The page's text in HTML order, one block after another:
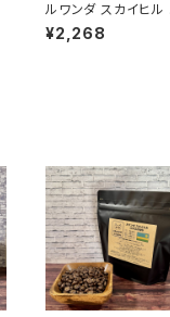
ルワンダ スカイヒル
プロカWS 150g
¥2,268